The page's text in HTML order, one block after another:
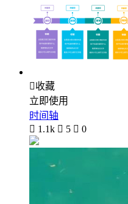
收藏
立即使用
时间轴
 1.1k  5  0